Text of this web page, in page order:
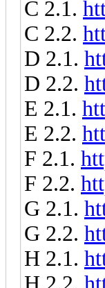
C 2.1.
C 2.2.
D 2.1.
D 2.2.
E 2.1.
E 2.2.
F 2.1.
F 2.2.
G 2.1.
G 2.2.
H 2.1.